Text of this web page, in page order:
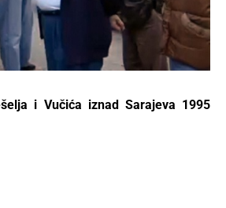
i Vučića iznad Sarajeva 1995